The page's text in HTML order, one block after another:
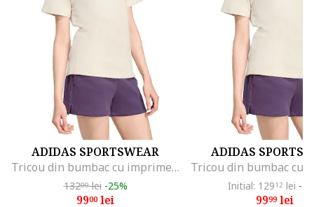
ADIDAS SPORTSWEAR
Tricou din bumbac cu imprimeu logo, Albastru inchis/Bej/Mov inchis
13200lei -25%
9900lei
ADIDAS
Initial: 12912 lei -
9999lei